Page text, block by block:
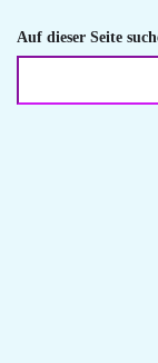
Auf dieser Seite